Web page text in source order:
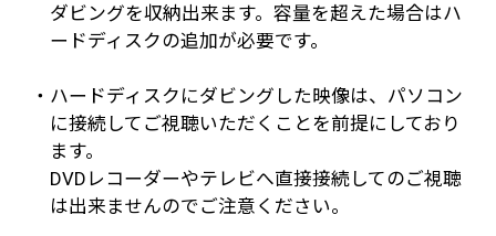
ダビングを収納出来ます。容量を超えた場合はハ
ードディスクの追加が必要です。
・ハードディスクにダビングした映像は、パソコン
に接続してご視聴いただくことを前提にしており
ます。
DVDレコーダーやテレビへ直接接続してのご視聴
は出来ませんのでご注意ください。